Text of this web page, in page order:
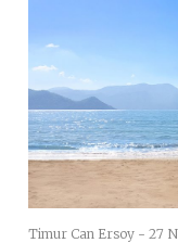
Timur Can Ersoy - 27